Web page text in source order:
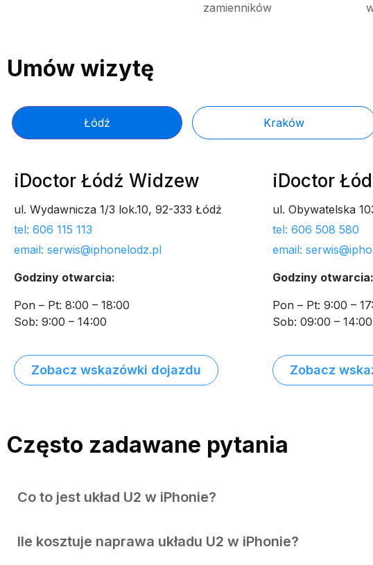
zamienników
Umów wizytę
Łódź Kraków
iDoctor Łódź Widzew
ul. Wydawnicza 1/3 lok.10, 92-333 Łódź
tel: 606 115 113
email: serwis@iphonelodz.pl
Godziny otwarcia:
Pon – Pt: 8:00 – 18:00
Sob: 9:00 – 14:00
Zobacz wskazówki dojazdu
iDoctor
ul. Obywatelska
tel: 606 508 580
email:
Godziny otwarcia:
Pon – Pt: 9:00 –
Sob: 09:00 – 14:00
Zobacz
Często zadawane pytania
Co to jest układ U2 w iPhonie?
Ile kosztuje naprawa układu U2 w iPhonie?